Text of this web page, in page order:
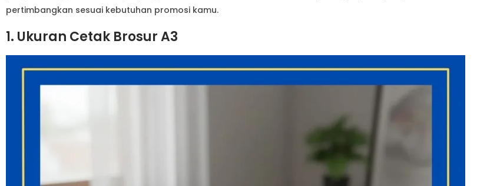
pertimbangkan sesuai kebutuhan promosi kamu.
1. Ukuran Cetak Brosur A3